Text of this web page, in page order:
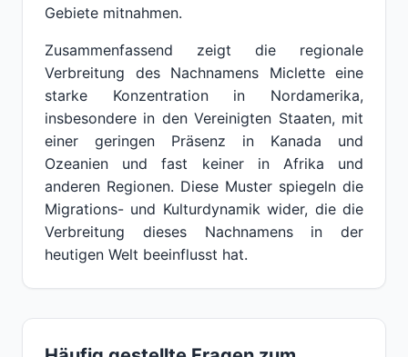
Gebiete mitnahmen.
Zusammenfassend zeigt die regionale
Verbreitung des Nachnamens Miclette eine
starke Konzentration in Nordamerika,
insbesondere in den Vereinigten Staaten, mit
einer geringen Präsenz in Kanada und
Ozeanien und fast keiner in Afrika und
anderen Regionen. Diese Muster spiegeln die
Migrations- und Kulturdynamik wider, die die
Verbreitung dieses Nachnamens in der
heutigen Welt beeinflusst hat.